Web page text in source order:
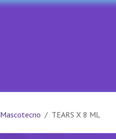
Mascotecno TEARS X 8 ML